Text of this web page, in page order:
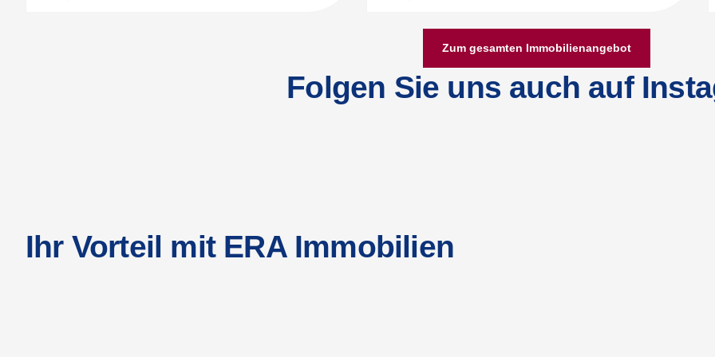
Zum gesamten Immobilienangebot
Folgen Sie uns auch auf
Ihr Vorteil mit ERA Immobilien